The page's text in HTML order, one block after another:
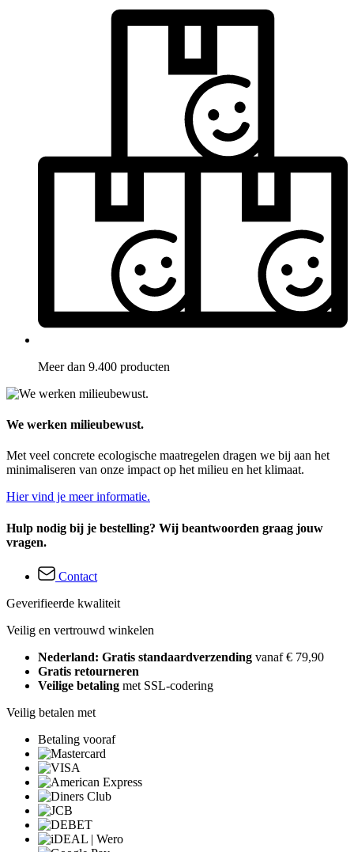
Meer dan 9.400 producten
We werken milieubewust.
Met veel concrete ecologische maatregelen dragen we bij aan het
minimaliseren van onze impact op het milieu en het klimaat.
Hier vind je meer informatie.
Hulp nodig bij je bestelling? Wij beantwoorden graag jouw
vragen.
Contact
Geverifieerde kwaliteit
Veilig en vertrouwd winkelen
Nederland: Gratis standaardverzending vanaf € 79,90
Gratis retourneren
Veilige betaling met SSL-codering
Veilig betalen met
Betaling vooraf